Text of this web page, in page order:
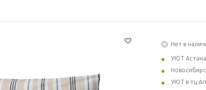
Нет в
УЮТ Астана
УЮТ в тц